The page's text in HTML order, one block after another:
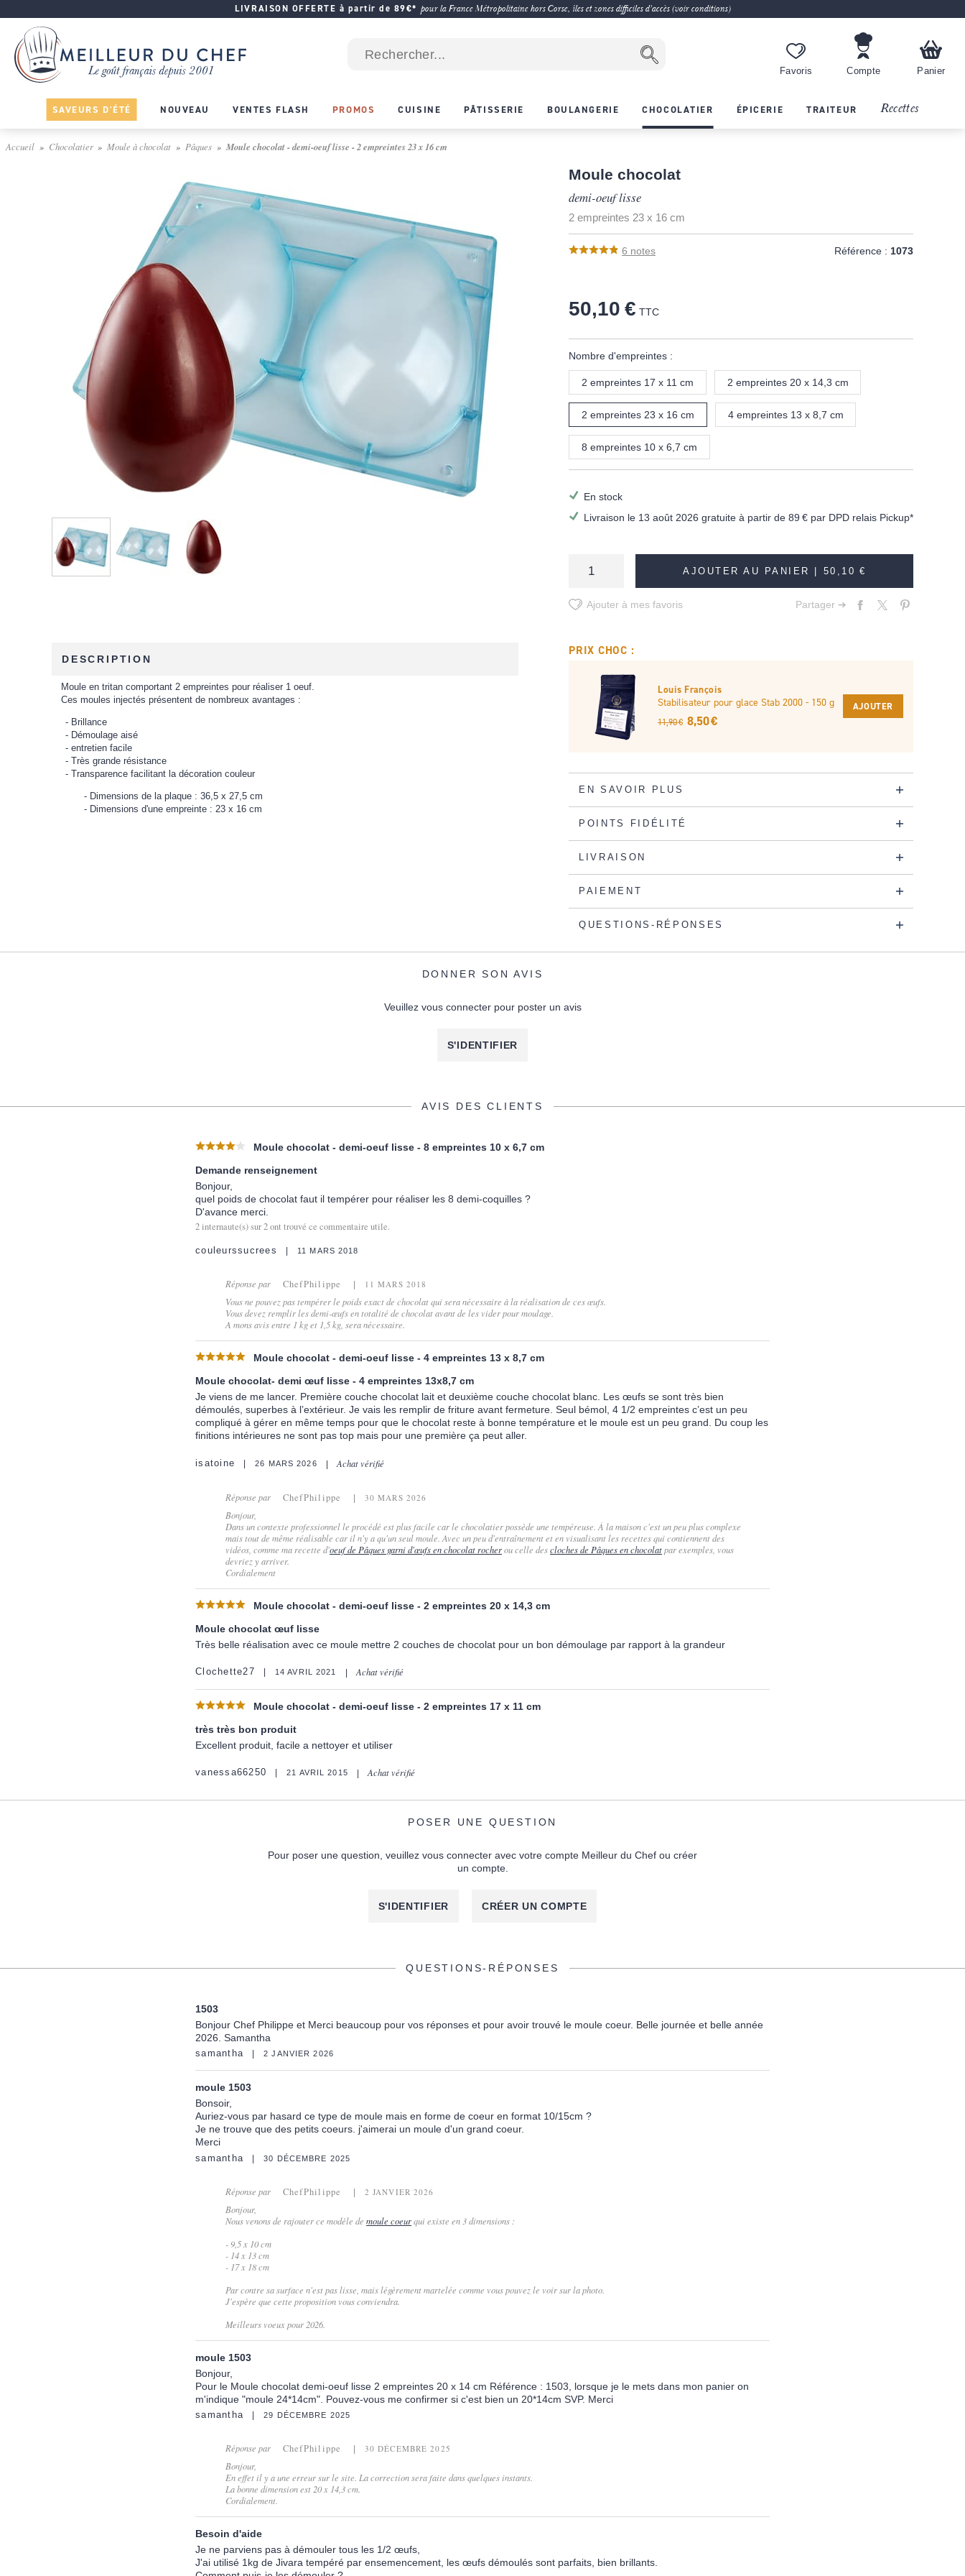
LIVRAISON OFFERTE à partir de 89€* pour la France Métropolitaine hors Corse, îles et zones difficiles d'accès (voir conditions)
Favoris Compte Panier
SAVEURS D'ÉTÉ NOUVEAU VENTES FLASH PROMOS CUISINE PÂTISSERIE BOULANGERIE CHOCOLATIER ÉPICERIE TRAITEUR Recettes
Accueil Chocolatier Moule à chocolat Pâques Moule chocolat - demi-oeuf lisse - 2 empreintes 23 x 16 cm
Moule chocolat
demi-oeuf lisse
2 empreintes 23 x 16 cm
6 notes Référence : 1073
50,10 € TTC
Nombre d'empreintes :
2 empreintes 17 x 11 cm 2 empreintes 20 x 14,3 cm
2 empreintes 23 x 16 cm 4 empreintes 13 x 8,7 cm
8 empreintes 10 x 6,7 cm
En stock
Livraison le 13 août 2026 gratuite à partir de 89 € par DPD relais Pickup*
AJOUTER AU PANIER | 50,10 €
Ajouter à mes favoris Partager ➔
DESCRIPTION
Moule en tritan comportant 2 empreintes pour réaliser 1 oeuf.
Ces moules injectés présentent de nombreux avantages :
Brillance
Démoulage aisé
entretien facile
Très grande résistance
Transparence facilitant la décoration couleur
Dimensions de la plaque : 36,5 x 27,5 cm
Dimensions d'une empreinte : 23 x 16 cm
PRIX CHOC :
Louis François
Stabilisateur pour glace Stab 2000 - 150 g
11,90 € 8,50 €
AJOUTER
EN SAVOIR PLUS
POINTS FIDÉLITÉ
LIVRAISON
PAIEMENT
QUESTIONS-RÉPONSES
DONNER SON AVIS
Veuillez vous connecter pour poster un avis
S'IDENTIFIER
AVIS DES CLIENTS
Moule chocolat - demi-oeuf lisse - 8 empreintes 10 x 6,7 cm
Demande renseignement
Bonjour,
quel poids de chocolat faut il tempérer pour réaliser les 8 demi-coquilles ?
D'avance merci.
2internaute(s) sur2ont trouvé ce commentaire utile.
couleurssucrees 11 MARS 2018
Réponse par ChefPhilippe 11 MARS 2018
Vous ne pouvez pas tempérer le poids exact de chocolat qui sera nécessaire à la réalisation de ces œufs.
Vous devez remplir les demi-œufs en totalité de chocolat avant de les vider pour moulage.
A mons avis entre 1 kg et 1,5 kg, sera nécessaire.
Moule chocolat - demi-oeuf lisse - 4 empreintes 13 x 8,7 cm
Moule chocolat- demi œuf lisse - 4 empreintes 13x8,7 cm
Je viens de me lancer. Première couche chocolat lait et deuxième couche chocolat blanc. Les œufs se sont très bien
démoulés, superbes à l’extérieur. Je vais les remplir de friture avant fermeture. Seul bémol, 4 1/2 empreintes c’est un peu
compliqué à gérer en même temps pour que le chocolat reste à bonne température et le moule est un peu grand. Du coup les
finitions intérieures ne sont pas top mais pour une première ça peut aller.
isatoine 26 MARS 2026 Achat vérifié
Réponse par ChefPhilippe 30 MARS 2026
Bonjour,
Dans un contexte professionnel le procédé est plus facile car le chocolatier possède une tempéreuse. À la maison c'est un peu plus complexe
mais tout de même réalisable car il n'y a qu'un seul moule. Avec un peu d'entraînement et en visualisant les recettes qui contiennent des
vidéos, comme ma recette d'oeuf de Pâques garni d'œufs en chocolat rocherou celle descloches de Pâques en chocolatpar exemples, vous
devriez y arriver.
Cordialement
Moule chocolat - demi-oeuf lisse - 2 empreintes 20 x 14,3 cm
Moule chocolat œuf lisse
Très belle réalisation avec ce moule mettre 2 couches de chocolat pour un bon démoulage par rapport à la grandeur
Clochette27 14 AVRIL 2021 Achat vérifié
Moule chocolat - demi-oeuf lisse - 2 empreintes 17 x 11 cm
très très bon produit
Excellent produit, facile a nettoyer et utiliser
vanessa66250 21 AVRIL 2015 Achat vérifié
POSER UNE QUESTION
Pour poser une question, veuillez vous connecter avec votre compte Meilleur du Chef ou créer
un compte.
S'IDENTIFIER CRÉER UN COMPTE
QUESTIONS-RÉPONSES
1503
Bonjour Chef Philippe et Merci beaucoup pour vos réponses et pour avoir trouvé le moule coeur. Belle journée et belle année
2026. Samantha
samantha 2 JANVIER 2026
moule 1503
Bonsoir,
Auriez-vous par hasard ce type de moule mais en forme de coeur en format 10/15cm ?
Je ne trouve que des petits coeurs. j'aimerai un moule d'un grand coeur.
Merci
samantha 30 DÉCEMBRE 2025
Réponse par ChefPhilippe 2 JANVIER 2026
Bonjour,
Nous venons de rajouter ce modèle de moule coeurqui existe en 3 dimensions :
- 9,5 x 10 cm
- 14 x 13 cm
- 17 x 18 cm
Par contre sa surface n'est pas lisse, mais légèrement martelée comme vous pouvez le voir sur la photo.
J'espère que cette proposition vous conviendra.
Meilleurs voeux pour 2026.
moule 1503
Bonjour,
Pour le Moule chocolat demi-oeuf lisse 2 empreintes 20 x 14 cm Référence : 1503, lorsque je le mets dans mon panier on
m'indique "moule 24*14cm". Pouvez-vous me confirmer si c'est bien un 20*14cm SVP. Merci
samantha 29 DÉCEMBRE 2025
Réponse par ChefPhilippe 30 DÉCEMBRE 2025
Bonjour,
En effet il y a une erreur sur le site. La correction sera faite dans quelques instants.
La bonne dimension est 20 x 14,3 cm.
Cordialement.
Besoin d'aide
Je ne parviens pas à démouler tous les 1/2 œufs,
J'ai utilisé 1kg de Jivara tempéré par ensemencement, les œufs démoulés sont parfaits, bien brillants.